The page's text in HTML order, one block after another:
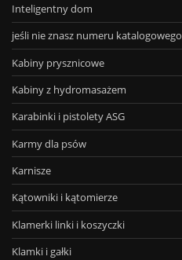
Inteligentny dom
jeśli nie znasz numeru katalogowego
Kabiny prysznicowe
Kabiny z hydromasażem
Karabinki i pistolety ASG
Karmy dla psów
Karnisze
Kątowniki i kątomierze
Klamerki linki i koszyczki
Klamki i gałki